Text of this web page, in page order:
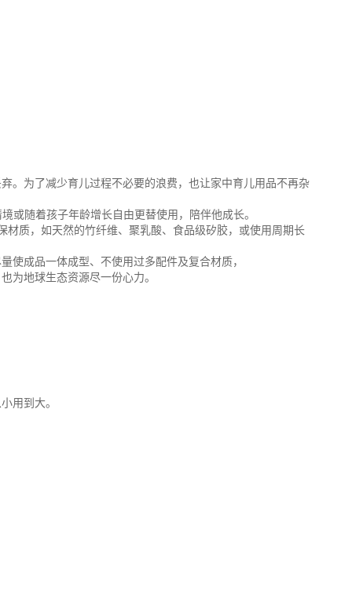
。为了减少育儿过程不必要的浪费，也让家中育儿用品不再杂
或随着孩子年龄增长自由更替使用，陪伴他成长。
质，如天然的竹纤维、聚乳酸、食品级矽胶，或使用周期长
使成品一体成型、不使用过多配件及复合材质，
为地球生态资源尽一份心力。
用到大。